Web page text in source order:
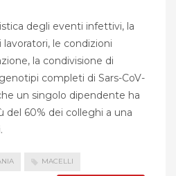
degli eventi infettivi, la
lavoratori, le condizioni
la condivisione di
completi di Sars-CoV-
un singolo dipendente ha
del 60% dei colleghi a una
MACELLI